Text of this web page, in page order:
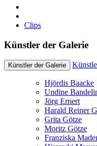
Clips
Künstler der Galerie
Künstler der Galerie
Hjördis Baacke
Undine
Jörg Ernert
Harald Reiner
Grita Götze
Moritz Götze
Franziska